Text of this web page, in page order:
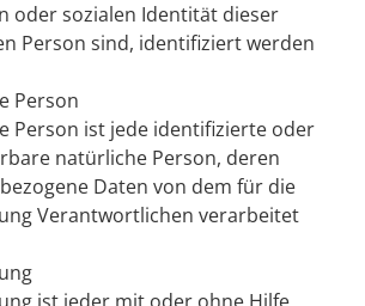
oder sozialen Identität dieser
Person sind, identifiziert werden
Person
Person ist jede identifizierte oder
natürliche Person, deren
Daten von dem für die
Verantwortlichen verarbeitet